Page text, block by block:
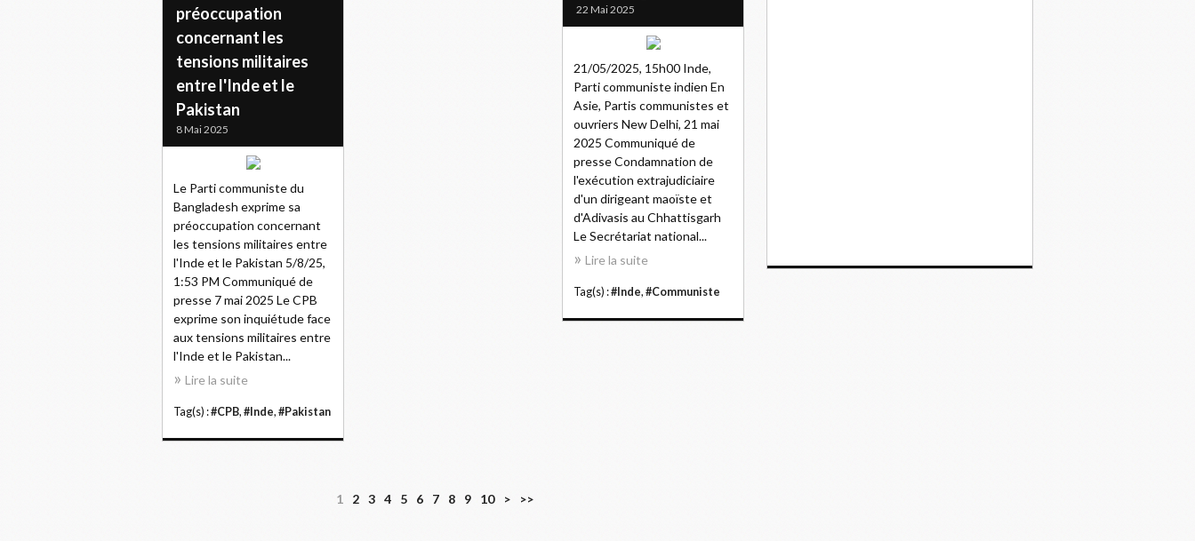
22 Mai 2025
21/05/2025, 15h00 Inde,
Parti communiste indien En
Asie, Partis communistes et
ouvriers New Delhi, 21 mai
2025 Communiqué de
presse Condamnation de
l'exécution extrajudiciaire
d'un dirigeant maoïste et
d'Adivasis au Chhattisgarh
Le Secrétariat national...
Lire la suite
Tag(s) :#Inde, #Communiste
préoccupation
concernant les
tensions militaires
entre l'Inde et le
Pakistan
8 Mai 2025
Le Parti communiste du
Bangladesh exprime sa
préoccupation concernant
les tensions militaires entre
l'Inde et le Pakistan 5/8/25,
1:53 PM Communiqué de
presse 7 mai 2025 Le CPB
exprime son inquiétude face
aux tensions militaires entre
l'Inde et le Pakistan...
Lire la suite
Tag(s) :#CPB, #Inde, #Pakistan
1 2 3 4 5 6 7 8 9 10 > >>